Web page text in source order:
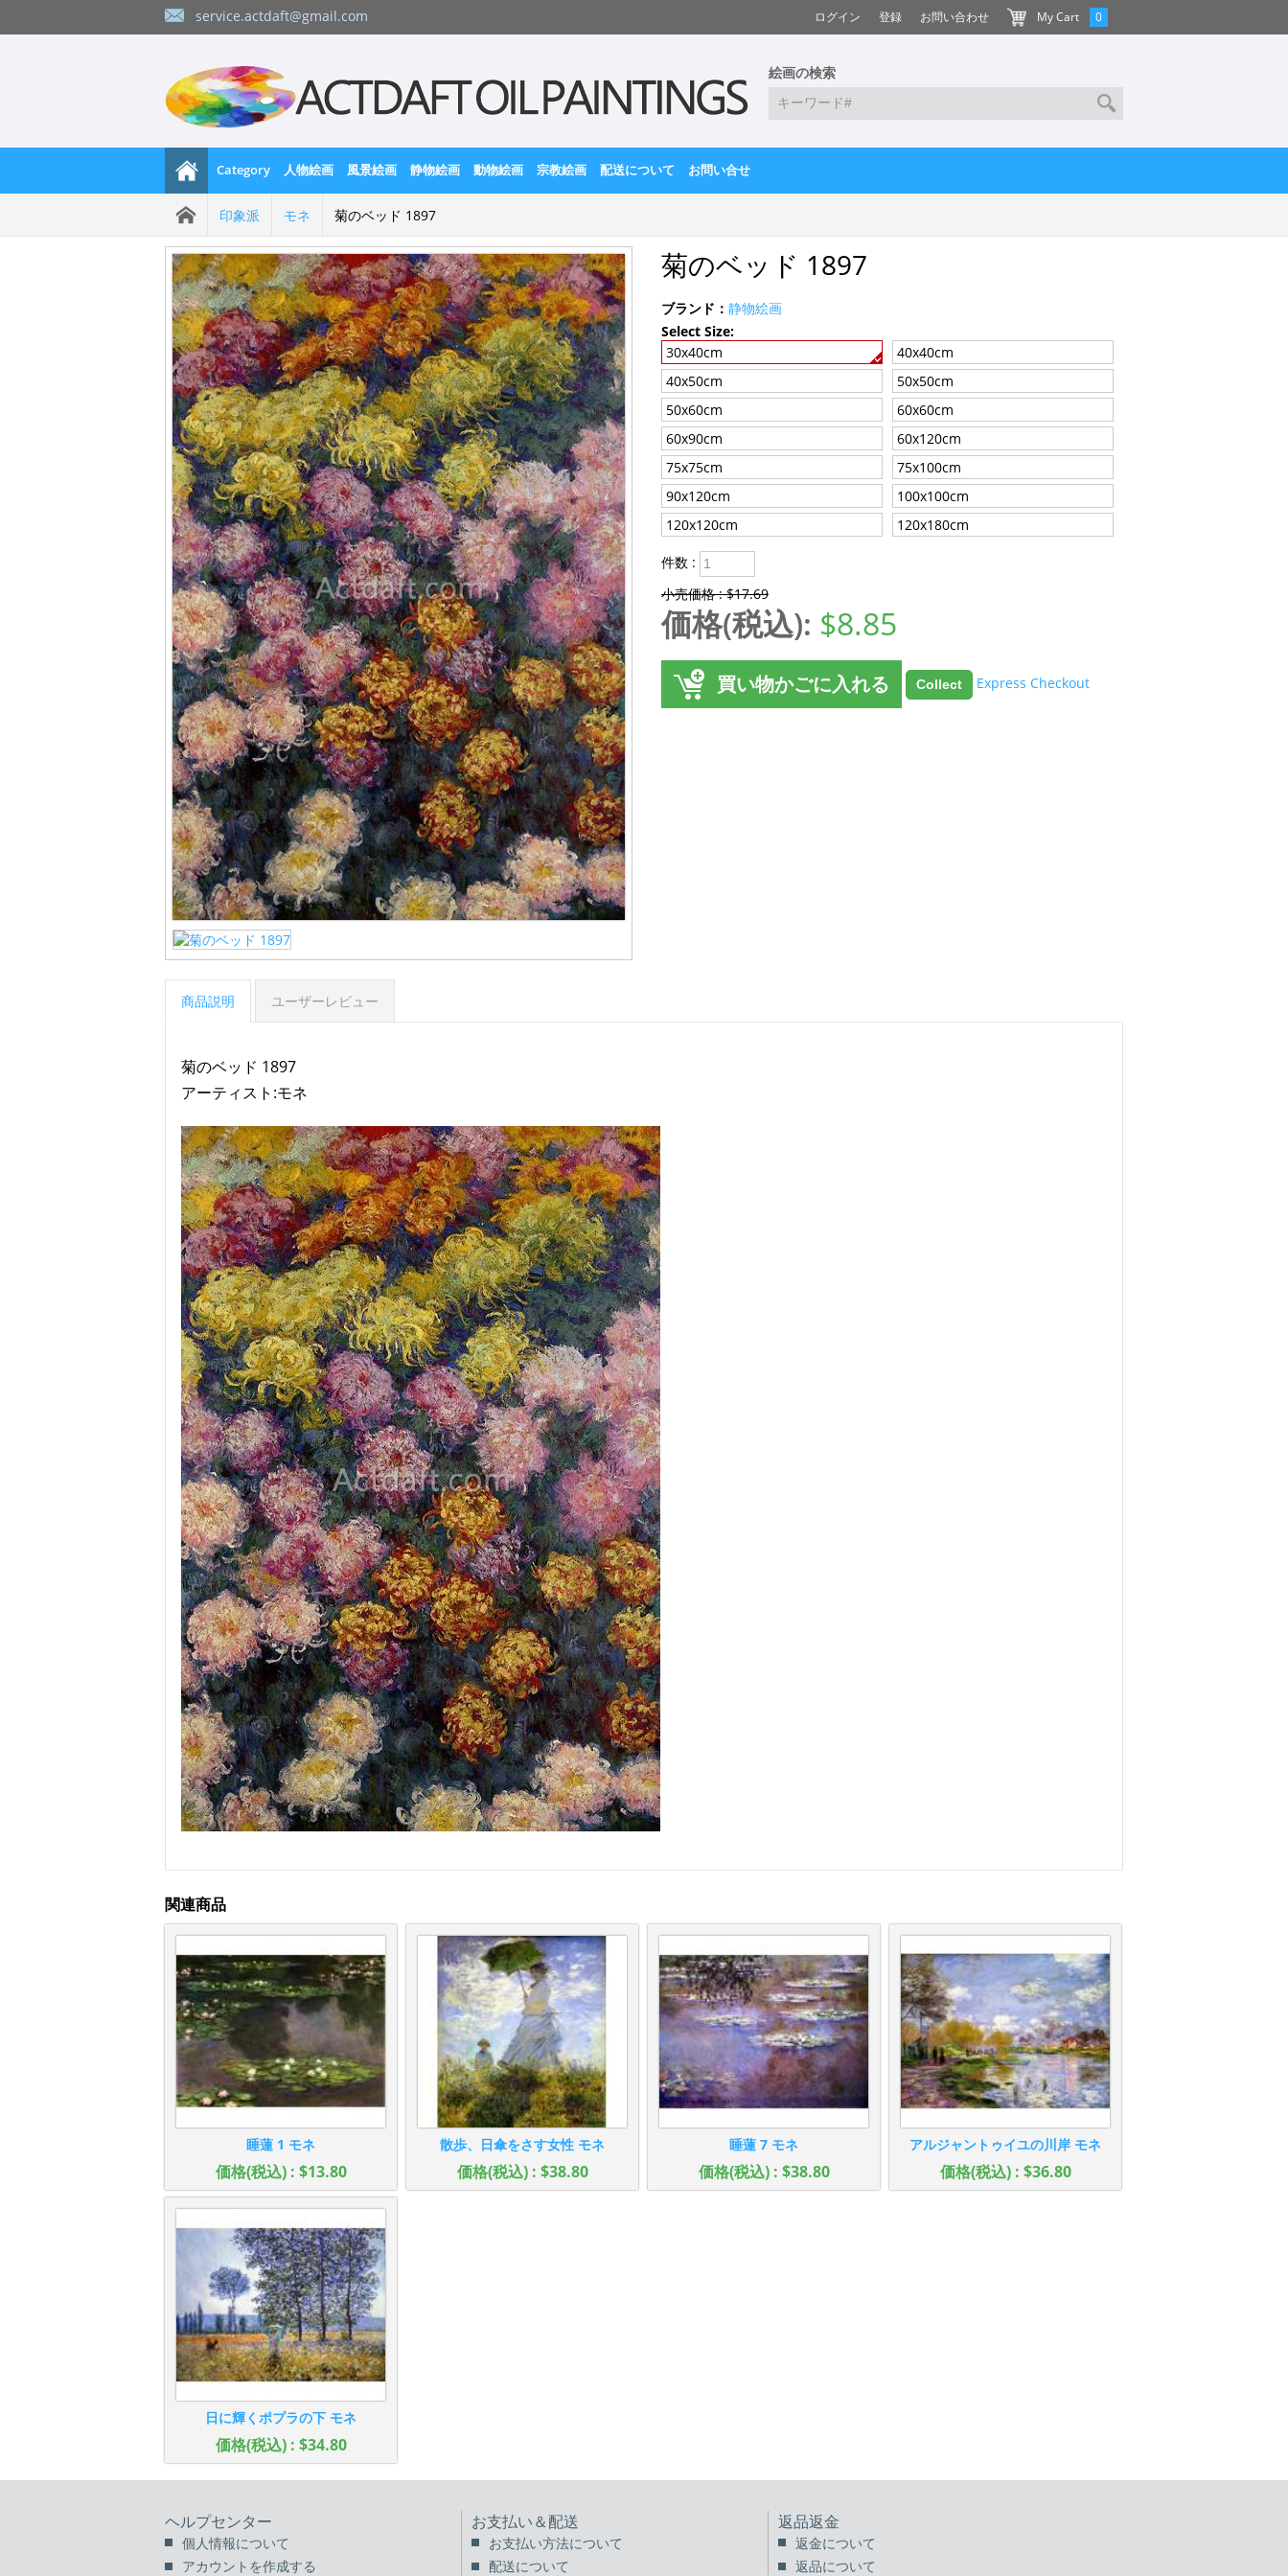
service.actdaft@gmail.com ログイン 登録 お問い合わせ My Cart 0
絵画の検索
Category 人物絵画 風景絵画 静物絵画 動物絵画 宗教絵画 配送について お問い合せ
印象派 モネ 菊のベッド 1897
菊のベッド 1897
ブランド： 静物絵画
Select Size:
30x40cm
40x40cm
40x50cm
50x50cm
50x60cm
60x60cm
60x90cm
60x120cm
75x75cm
75x100cm
90x120cm
100x100cm
120x120cm
120x180cm
件数 :
小売価格 : $17.69
価格(税込): $8.85
買い物かごに入れる Express Checkout
商品説明 ユーザーレビュー
菊のベッド 1897
アーティスト:モネ
関連商品
睡蓮 1 モネ
価格(税込) : $13.80
散歩、日傘をさす女性 モネ
価格(税込) : $38.80
睡蓮 7 モネ
価格(税込) : $38.80
アルジャントゥイユの川岸 モネ
価格(税込) : $36.80
日に輝くポプラの下 モネ
価格(税込) : $34.80
ヘルプセンター
個人情報について
アカウントを作成する
お支払い＆配送
お支払い方法について
配送について
返品返金
返金について
返品について